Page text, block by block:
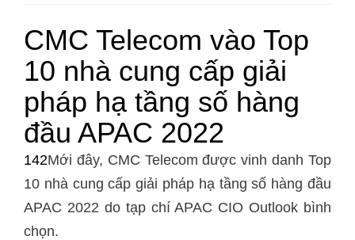
CMC Telecom vào Top
10 nhà cung cấp giải
pháp hạ tầng số hàng
đầu APAC 2022
142Mới đây, CMC Telecom được vinh danh Top
10 nhà cung cấp giải pháp hạ tầng số hàng đầu
APAC 2022 do tạp chí APAC CIO Outlook bình
chọn.